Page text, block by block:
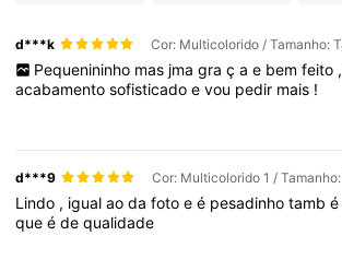
d***k
Pequenininho mas jma gra ç a e bem feito ,
acabamentosofisticadoevou pedir mais !
d***9
Lindo , igualaodafotoeé pesadinhotambé
queédequalidade